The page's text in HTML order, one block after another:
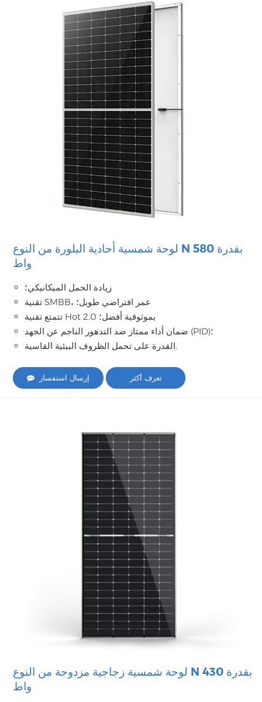
لوحة شمسية أحادية البلورة من النوع N بقدرة 580
واط
زيادة الحمل الميكانيكي؛
تقنية SMBB، عمر افتراضي طويل؛
تتمتع تقنية Hot 2.0 بموثوقية أفضل؛
ضمان أداء ممتاز ضد التدهور الناجم عن الجهد (PID)؛
القدرة على تحمل الظروف البيئية القاسية.
إرسال استفسار تعرف أكثر
لوحة شمسية زجاجية مزدوجة من النوع N بقدرة 430
واط